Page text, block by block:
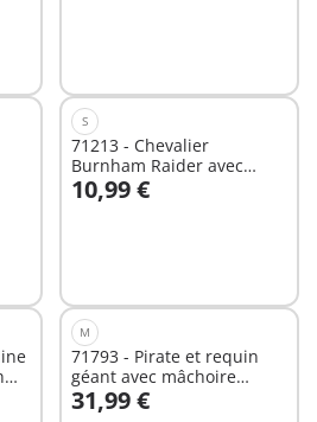
S
71213 - Chevalier
Burnham Raider avec
cheval de feu
10,99 €
M
71793 - Pirate et requin
géant avec mâchoire
articulée
31,99 €
Au panier